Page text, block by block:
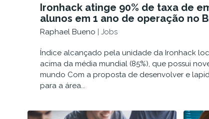
Ironhack atinge 90% de taxa de
alunos em 1 ano de operação no
Raphael Bueno | Jobs
Índice alcançado pela unidade da Ironhack
acima da média mundial (85%), que possui
mundo Com a proposta de desenvolver e
para a área...